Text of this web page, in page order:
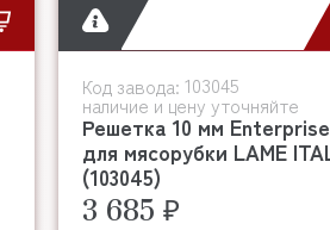
Код завода: 103045
наличие и цену уточняйте
Решетка 10 мм
для мясорубки LAME
(103045)
3 685 ₽